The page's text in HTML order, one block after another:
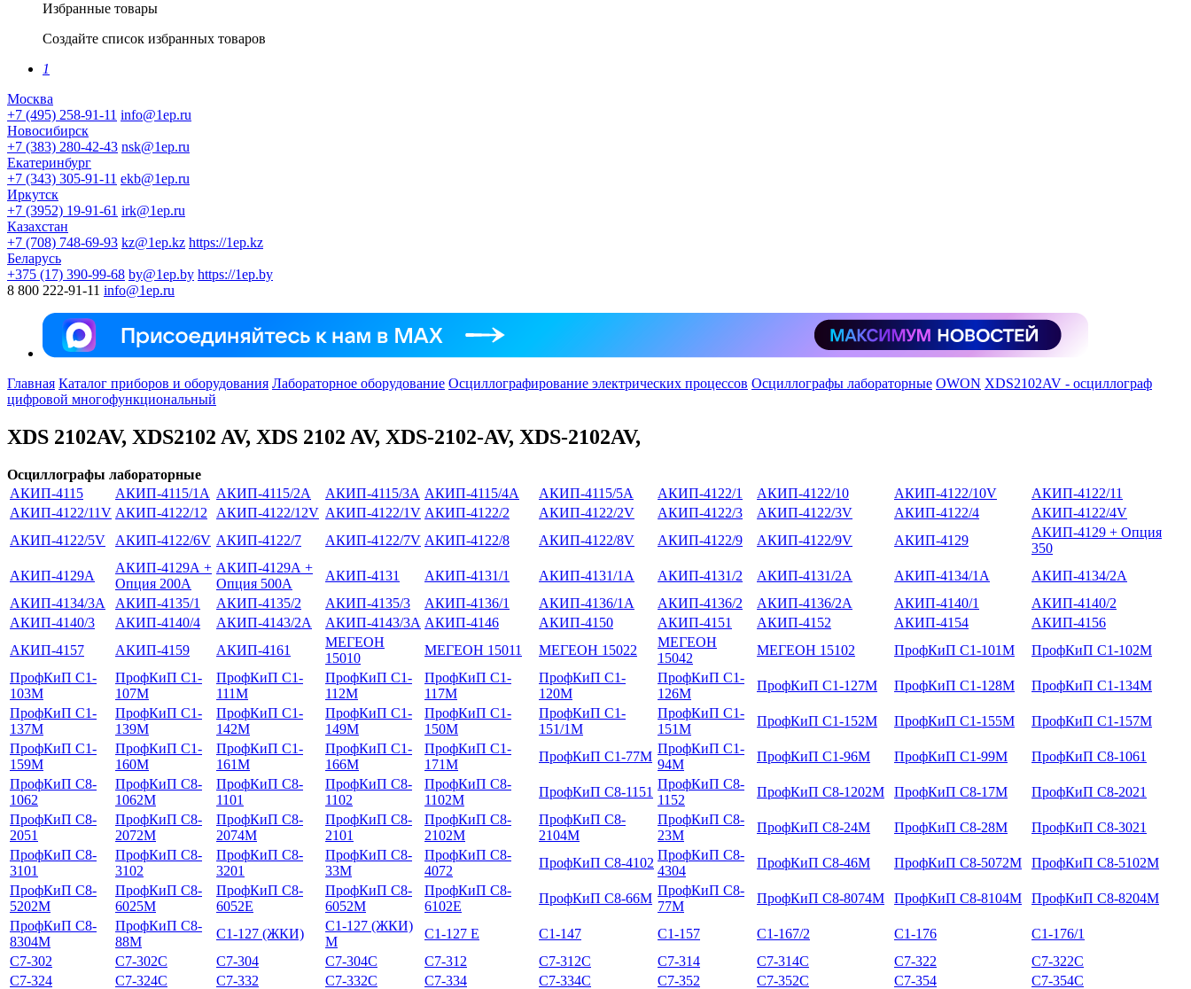
Избранные товары
Создайте список избранных товаров
1
Москва
+7 (495) 258-91-11 info@1ep.ru
Новосибирск
+7 (383) 280-42-43 nsk@1ep.ru
Екатеринбург
+7 (343) 305-91-11 ekb@1ep.ru
Иркутск
+7 (3952) 19-91-61 irk@1ep.ru
Казахстан
+7 (708) 748-69-93 kz@1ep.kz https://1ep.kz
Беларусь
+375 (17) 390-99-68 by@1ep.by https://1ep.by
8 800 222-91-11 info@1ep.ru
Главная Каталог приборов и оборудования Лабораторное оборудование Осциллографирование электрических процессов Осциллографы лабораторные OWON XDS2102AV - осциллограф
цифровой многофункциональный
XDS 2102AV, XDS2102 AV, XDS 2102 AV, XDS-2102-AV, XDS-2102AV,
Осциллографы лабораторные
АКИП-4115
АКИП-4115/1А АКИП-4115/2А АКИП-4115/3А АКИП-4115/4А АКИП-4115/5А АКИП-4122/1 АКИП-4122/10 АКИП-4122/10V
АКИП-4122/11
АКИП-4122/11V АКИП-4122/12 АКИП-4122/12V АКИП-4122/1V АКИП-4122/2 АКИП-4122/2V АКИП-4122/3 АКИП-4122/3V АКИП-4122/4
АКИП-4122/4V
АКИП-4122/5V
АКИП-4122/6V АКИП-4122/7 АКИП-4122/7V АКИП-4122/8 АКИП-4122/8V АКИП-4122/9 АКИП-4122/9V АКИП-4129
АКИП-4129 + Опция
350
АКИП-4129А
АКИП-4129А +
Опция 200А
АКИП-4129А +
Опция 500А
АКИП-4131 АКИП-4131/1 АКИП-4131/1А АКИП-4131/2 АКИП-4131/2А АКИП-4134/1А
АКИП-4134/2А
АКИП-4134/3А
АКИП-4135/1 АКИП-4135/2 АКИП-4135/3 АКИП-4136/1 АКИП-4136/1А АКИП-4136/2 АКИП-4136/2А АКИП-4140/1
АКИП-4140/2
АКИП-4140/3
АКИП-4140/4 АКИП-4143/2А АКИП-4143/3А АКИП-4146 АКИП-4150 АКИП-4151 АКИП-4152 АКИП-4154
АКИП-4156
АКИП-4157
АКИП-4159 АКИП-4161
МЕГЕОН
15010
МЕГЕОН 15011 МЕГЕОН 15022
МЕГЕОН
15042
МЕГЕОН 15102 ПрофКиП С1-101М
ПрофКиП С1-102М
ПрофКиП С1-
103М
ПрофКиП С1-
107М
ПрофКиП С1-
111М
ПрофКиП С1-
112М
ПрофКиП С1-
117М
ПрофКиП С1-
120М
ПрофКиП С1-
126М
ПрофКиП С1-127М ПрофКиП С1-128М
ПрофКиП С1-134М
ПрофКиП С1-
137М
ПрофКиП С1-
139М
ПрофКиП С1-
142М
ПрофКиП С1-
149М
ПрофКиП С1-
150М
ПрофКиП С1-
151/1М
ПрофКиП С1-
151М
ПрофКиП С1-152М ПрофКиП С1-155М
ПрофКиП С1-157М
ПрофКиП С1-
159М
ПрофКиП С1-
160М
ПрофКиП С1-
161М
ПрофКиП С1-
166М
ПрофКиП С1-
171М
ПрофКиП С1-77М
ПрофКиП С1-
94М
ПрофКиП С1-96М ПрофКиП С1-99М
ПрофКиП С8-1061
ПрофКиП С8-
1062
ПрофКиП С8-
1062М
ПрофКиП С8-
1101
ПрофКиП С8-
1102
ПрофКиП С8-
1102М
ПрофКиП С8-1151
ПрофКиП С8-
1152
ПрофКиП С8-1202М ПрофКиП С8-17М
ПрофКиП С8-2021
ПрофКиП С8-
2051
ПрофКиП С8-
2072М
ПрофКиП С8-
2074М
ПрофКиП С8-
2101
ПрофКиП С8-
2102М
ПрофКиП С8-
2104М
ПрофКиП С8-
23М
ПрофКиП С8-24М ПрофКиП С8-28М
ПрофКиП С8-3021
ПрофКиП С8-
3101
ПрофКиП С8-
3102
ПрофКиП С8-
3201
ПрофКиП С8-
33М
ПрофКиП С8-
4072
ПрофКиП С8-4102
ПрофКиП С8-
4304
ПрофКиП С8-46М ПрофКиП С8-5072М
ПрофКиП С8-5102М
ПрофКиП С8-
5202М
ПрофКиП С8-
6025М
ПрофКиП С8-
6052Е
ПрофКиП С8-
6052М
ПрофКиП С8-
6102Е
ПрофКиП С8-66М
ПрофКиП С8-
77М
ПрофКиП С8-8074М ПрофКиП С8-8104М
ПрофКиП С8-8204М
ПрофКиП С8-
8304М
ПрофКиП С8-
88М
С1-127 (ЖКИ)
С1-127 (ЖКИ)
М
С1-127 Е С1-147 С1-157 С1-167/2 С1-176
С1-176/1
С7-302
С7-302С С7-304 С7-304С С7-312 С7-312С С7-314 С7-314С С7-322
С7-322С
С7-324
С7-324С С7-332 С7-332С С7-334 С7-334С С7-352 С7-352С С7-354
С7-354С